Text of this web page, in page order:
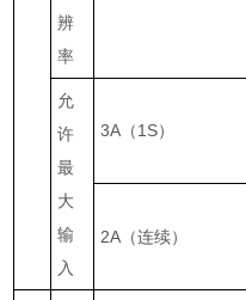
辨
率
允
许
最
大
输
入
3A （1S）
2A （连续）